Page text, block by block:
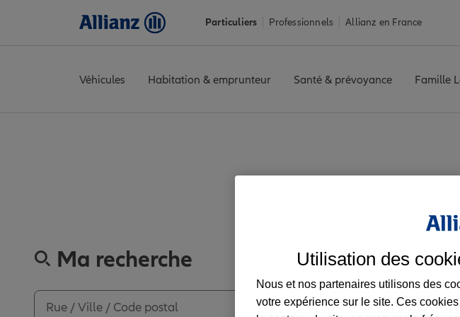
Particuliers Professionnels Allianz en France
Véhicules Habitation & emprunteur Santé & prévoyance Famille
Découvrez les avis de
Ma recherche Utilisation des
Nous et nos partenaires utilisons des
votre expérience sur le site. Ces